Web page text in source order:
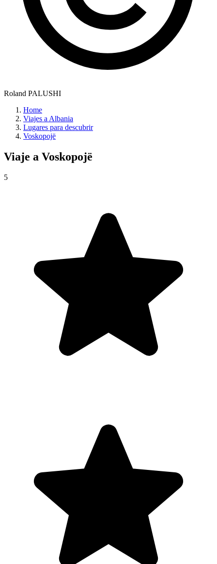
Roland PALUSHI
Home
Viajes a Albania
Lugares para descubrir
Voskopojë
Viaje a Voskopojë
5